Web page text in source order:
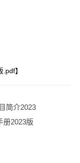
.pdf】
简介2023
册2023版